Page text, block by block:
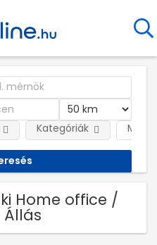
Kategóriák
Home office /
Állás